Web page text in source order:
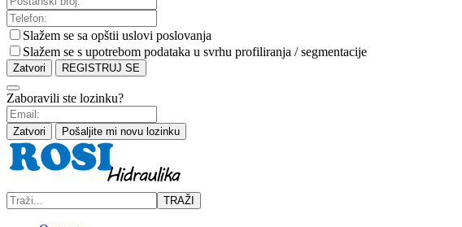
Slažem se sa opštii uslovi poslovanja
Slažem se s upotrebom podataka u svrhu profiliranja / segmentacije
Zatvori REGISTRUJ SE
Zaboravili ste lozinku?
Zatvori Pošaljite mi novu lozinku
TRAŽI